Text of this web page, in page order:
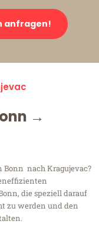
anfragen!
→
Bonn nach Kragujevac?
die speziell darauf
zu werden und den